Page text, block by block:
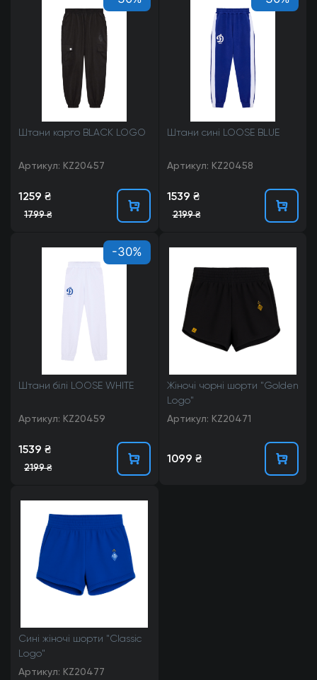
Штани карго BLACK LOGO
Артикул: KZ20457
1259 ₴
1799 ₴
Штани сині LOOSE BLUE
Артикул: KZ20458
1539 ₴
2199 ₴
-30%
Штани білі LOOSE WHITE
Артикул: KZ20459
1539 ₴
2199 ₴
Жіночі чорні шорти "Golden
Logo"
Артикул: KZ20471
1099 ₴
Сині жіночі шорти "Classic
Logo"
Артикул: KZ20477